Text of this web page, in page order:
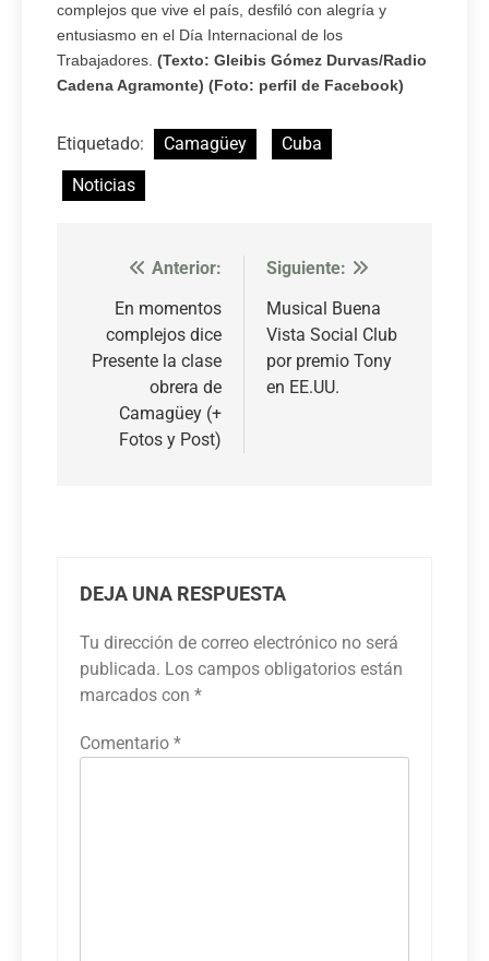
complejos que vive el país, desfiló con alegría y
entusiasmo en el Día Internacional de los
Trabajadores. (Texto: Gleibis Gómez Durvas/Radio
Cadena Agramonte) (Foto: perfil de Facebook)
Etiquetado: Camagüey
Cuba
Noticias
Navegación
entradas
Anterior:
En momentos
complejos dice
Presente la clase
obrera de
Camagüey (+
Fotos y Post)
Siguiente:
Musical Buena
Vista Social Club
por premio Tony
en EE.UU.
DEJA UNA RESPUESTA
Tu dirección de correo electrónico no será
publicada. Los campos obligatorios están
marcados con *
Comentario *